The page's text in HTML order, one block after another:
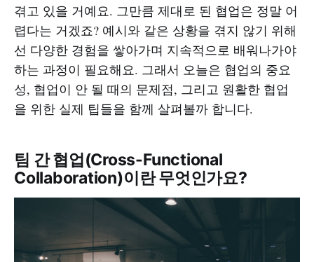
겪고 있을 거예요. 그만큼 제대로 된 협업은 정말 어
렵다는 거겠죠? 예시와 같은 상황을 겪지 않기 위해
선 다양한 경험을 쌓아가며 지속적으로 배워나가야
하는 과정이 필요해요. 그래서 오늘은 협업의 중요
성, 협업이 안 될 때의 문제점, 그리고 원활한 협업
을 위한 실제 팁들을 함께 살펴볼까 합니다.
팀 간 협업(Cross-Functional
Collaboration)이란 무엇인가요?